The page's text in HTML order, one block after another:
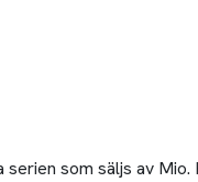
som säljs av